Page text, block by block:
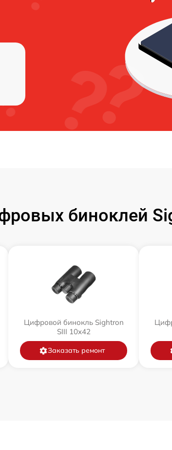
биноклей
Цифровой бинокль Sightron
SIII 10x42
Заказать ремонт